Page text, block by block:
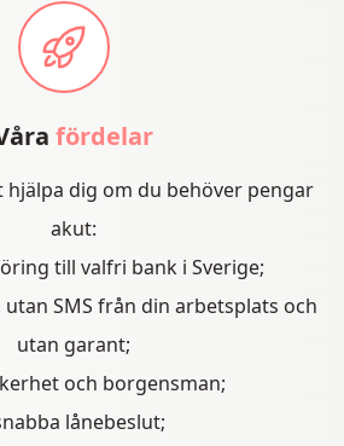
fördelar
dig om du behöver pengar
akut:
till valfri bank i Sverige;
utan SMS från din arbetsplats och
utan garant;
och borgensman;
lånebeslut;